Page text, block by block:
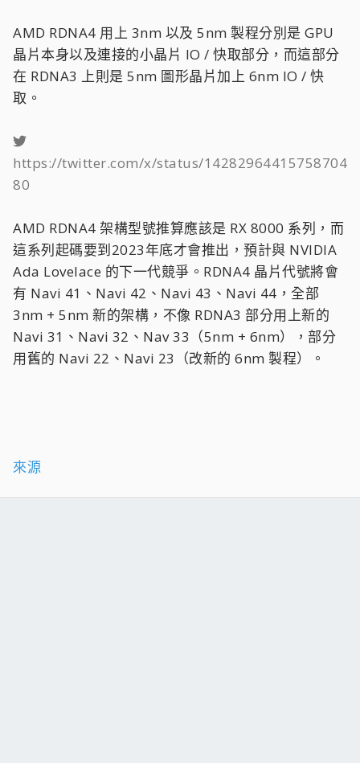
AMD RDNA4 用上 3nm 以及 5nm 製程分別是 GPU
晶片本身以及連接的小晶片 IO / 快取部分，而這部分
在 RDNA3 上則是 5nm 圖形晶片加上 6nm IO / 快
取。
https://twitter.com/x/status/14282964415758704
80
AMD RDNA4 架構型號推算應該是 RX 8000 系列，而
這系列起碼要到2023年底才會推出，預計與 NVIDIA
Ada Lovelace 的下一代競爭。RDNA4 晶片代號將會
有 Navi 41、Navi 42、Navi 43、Navi 44，全部
3nm + 5nm 新的架構，不像 RDNA3 部分用上新的
Navi 31、Navi 32、Nav 33（5nm + 6nm），部分
用舊的 Navi 22、Navi 23（改新的 6nm 製程）。
來源